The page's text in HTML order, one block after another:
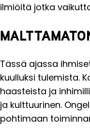
ilmiöitä jotka
Tässä ajassa
kuulluksi tulemista.
haasteista ja
ja kulttuurinen.
pohtimaan